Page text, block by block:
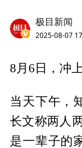
极目新闻
2025-08-07
8月6日，冲
当天下午，
长文称两人
是一辈子的